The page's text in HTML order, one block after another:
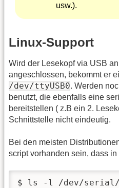
usw.).
Linux-Support
Wird der Lesekopf via USB
angeschlossen, bekommt er
/dev/ttyUSB0. Werden
benutzt, die ebenfalls eine
bereitstellen ( z.B ein 2.
Schnittstelle nicht eindeutig.
Bei den meisten
script vorhanden sein, dass in
$ ls -l /dev/serial/